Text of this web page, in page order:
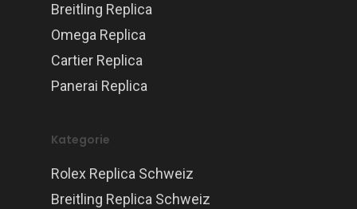
Breitling Replica
Omega Replica
Cartier Replica
Panerai Replica
Kategorie
Rolex Replica Schweiz
Breitling Replica Schweiz